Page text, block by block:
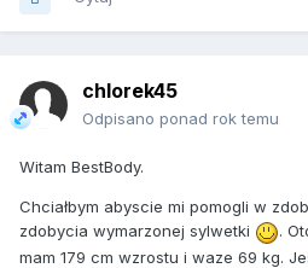
chlorek45
Odpisano ponad rok temu
Witam BestBody.
Chciałbym abyscie mi pomogli w
zdobycia wymarzonej sylwetki
.
mam 179 cm wzrostu i waze 69 kg.